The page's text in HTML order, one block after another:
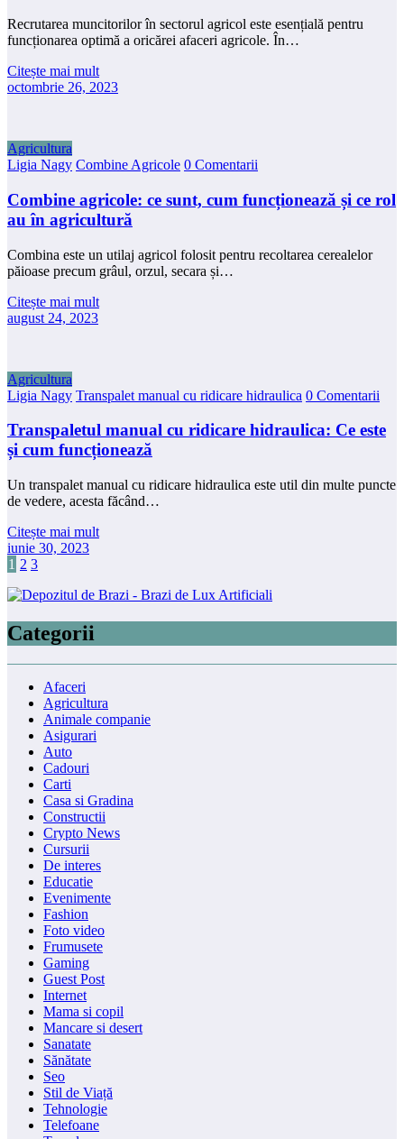
Recrutarea muncitorilor în sectorul agricol este esențială pentru
funcționarea optimă a oricărei afaceri agricole. În…
Citește mai mult
octombrie 26, 2023
Agricultura
Ligia Nagy Combine Agricole 0 Comentarii
Combine agricole: ce sunt, cum funcționează și ce rol
au în agricultură
Combina este un utilaj agricol folosit pentru recoltarea cerealelor
păioase precum grâul, orzul, secara și…
Citește mai mult
august 24, 2023
Agricultura
Ligia Nagy Transpalet manual cu ridicare hidraulica 0 Comentarii
Transpaletul manual cu ridicare hidraulica: Ce este
și cum funcționează
Un transpalet manual cu ridicare hidraulica este util din multe puncte
de vedere, acesta făcând…
Citește mai mult
iunie 30, 2023
Paginație
articole
1 2 3
Categorii
Afaceri
Agricultura
Animale companie
Asigurari
Auto
Cadouri
Carti
Casa si Gradina
Constructii
Crypto News
Cursurii
De interes
Educatie
Evenimente
Fashion
Foto video
Frumusete
Gaming
Guest Post
Internet
Mama si copil
Mancare si desert
Sanatate
Sănătate
Seo
Stil de Viață
Tehnologie
Telefoane